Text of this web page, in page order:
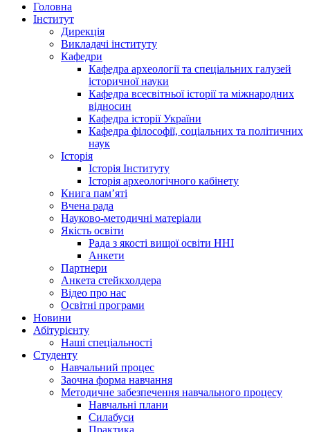
Головна
Інститут
Дирекція
Викладачі інституту
Кафедри
Кафедра археології та спеціальних галузей
історичної науки
Кафедра всесвітньої історії та міжнародних
відносин
Кафедра історії України
Кафедра філософії, соціальних та політичних
наук
Історія
Історія Інституту
Історія археологічного кабінету
Книга памʼяті
Вчена рада
Науково-методичні матеріали
Якість освіти
Рада з якості вищої освіти ННІ
Анкети
Партнери
Анкета стейкхолдера
Відео про нас
Освітні програми
Hовини
Абітурієнту
Наші спеціальності
Студенту
Навчальний процес
Заочна форма навчання
Методичне забезпечення навчального процесу
Навчальні плани
Силабуси